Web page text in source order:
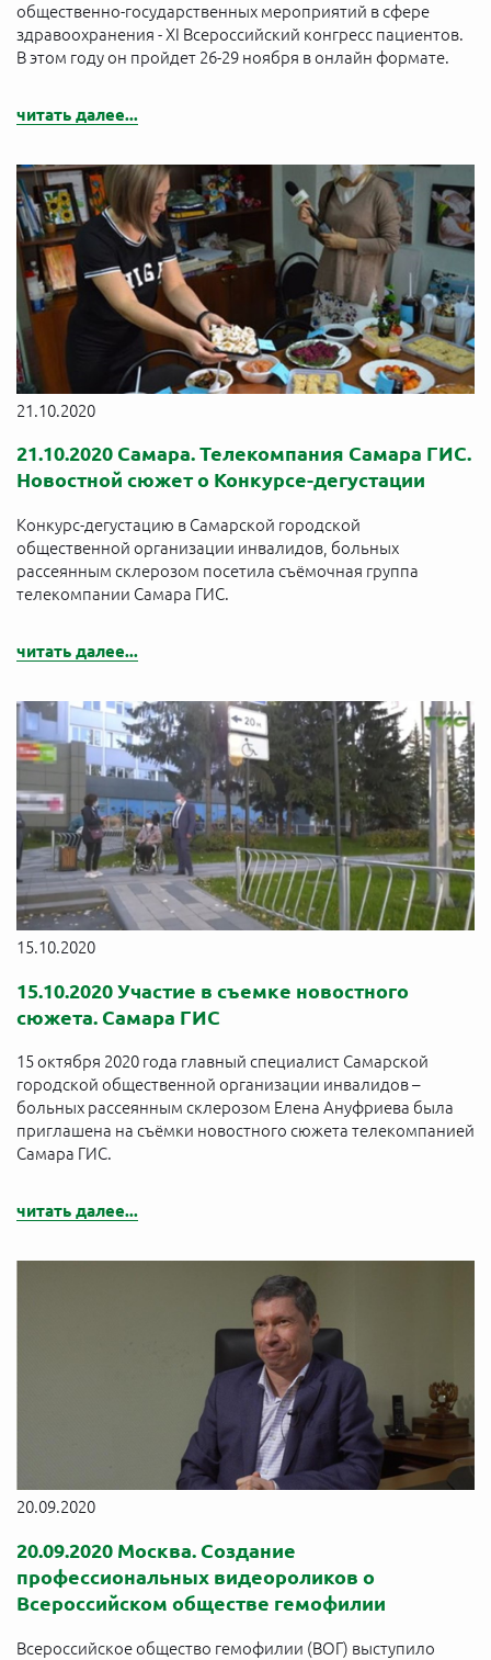
общественно-государственных мероприятий в сфере
здравоохранения - ХI Всероссийский конгресс пациентов.
В этом году он пройдет 26-29 ноября в онлайн формате.
читать далее...
21.10.2020
21.10.2020 Самара. Телекомпания Самара ГИС.
Новостной сюжет о Конкурсе-дегустации
Конкурс-дегустацию в Самарской городской
общественной организации инвалидов, больных
рассеянным склерозом посетила съёмочная группа
телекомпании Самара ГИС.
читать далее...
15.10.2020
15.10.2020 Участие в съемке новостного
сюжета. Самара ГИС
15 октября 2020 года главный специалист Самарской
городской общественной организации инвалидов –
больных рассеянным склерозом Елена Ануфриева была
приглашена на съёмки новостного сюжета телекомпанией
Самара ГИС.
читать далее...
20.09.2020
20.09.2020 Москва. Создание
профессиональных видеороликов о
Всероссийском обществе гемофилии
Всероссийское общество гемофилии (ВОГ) выступило